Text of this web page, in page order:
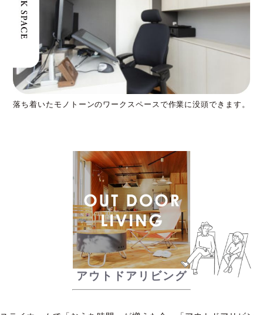
落ち着いたモノトーンのワークスペースで作業に没頭できます。
アウトドアリビング